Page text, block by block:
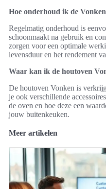
Hoe onderhoud ik de
Regelmatig onderhoud is
schoonmaakt na gebruik en
zorgen voor een optimale
levensduur en het rendement
Waar kan ik de houtoven
De houtoven Vonken is
je ook verschillende
de oven en hoe deze een
jouw buitenkeuken.
Meer artikelen